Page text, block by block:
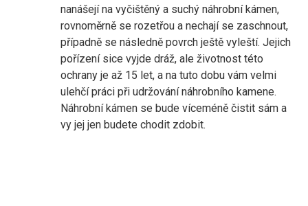
nanášejí na vyčištěný a suchý náhrobní kámen,
rovnoměrně se rozetřou a nechají se zaschnout,
případně se následně povrch ještě vyleští. Jejich
pořízení sice vyjde dráž, ale životnost této
ochrany je až 15 let, a na tuto dobu vám velmi
ulehčí práci při udržování náhrobního kamene.
Náhrobní kámen se bude víceméně čistit sám a
vy jej jen budete chodit zdobit.